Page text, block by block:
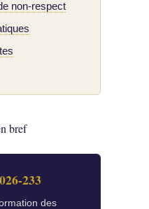
non-respect
bref
233
des